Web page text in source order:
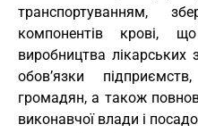
транспортуванням,
компонентів крові,
виробництва лікарських
обов’язки
громадян, а також
виконавчої влади і